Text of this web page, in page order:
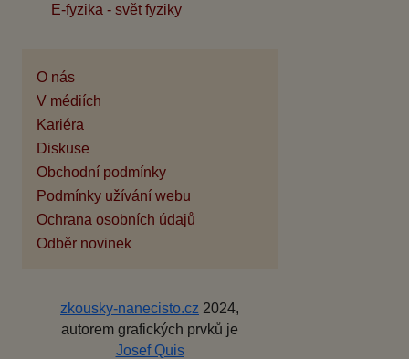
E-fyzika - svět fyziky
O nás
V médiích
Kariéra
Diskuse
Obchodní podmínky
Podmínky užívání webu
Ochrana osobních údajů
Odběr novinek
zkousky-nanecisto.cz 2024,
autorem grafických prvků je
Josef Quis